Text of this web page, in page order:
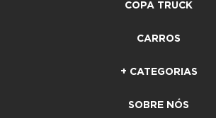
COPA TRUCK
CARROS
+ CATEGORIAS
SOBRE NÓS